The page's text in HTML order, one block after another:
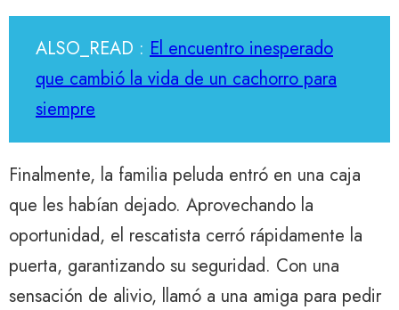
ALSO_READ : El encuentro inesperado
que cambió la vida de un cachorro para
siempre
Finalmente, la familia peluda entró en una caja
que les habían dejado. Aprovechando la
oportunidad, el rescatista cerró rápidamente la
puerta, garantizando su seguridad. Con una
sensación de alivio, llamó a una amiga para pedir